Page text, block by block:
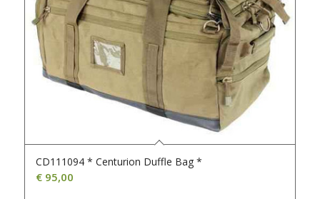
CD111094 * Centurion Duffle Bag *
€95,00